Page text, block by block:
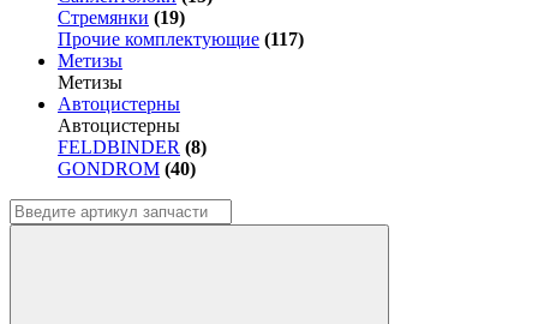
Стремянки (19)
Прочие комплектующие (117)
Метизы
Метизы
Автоцистерны
Автоцистерны
FELDBINDER (8)
GONDROM (40)